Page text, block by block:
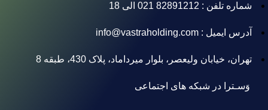
شماره تلفن : 82891212 021 الی 18
آدرس ایمیل : info@vastraholding.com
تهران، خیابان ولیعصر، بلوار میرداماد، پلاک 430، طبقه 8
وَسـترا در شبکه های اجتماعی